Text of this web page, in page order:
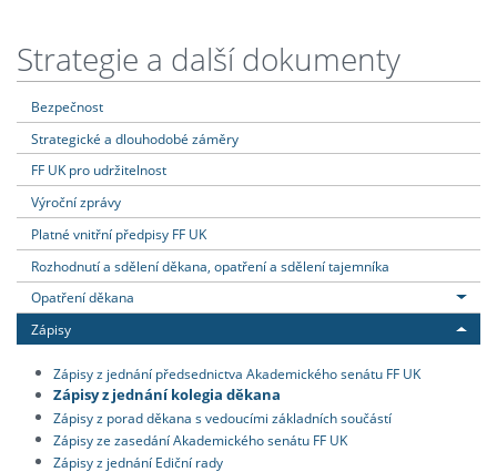
Strategie a další dokumenty
Bezpečnost
Strategické a dlouhodobé záměry
FF UK pro udržitelnost
Výroční zprávy
Platné vnitřní předpisy FF UK
Rozhodnutí a sdělení děkana, opatření a sdělení tajemníka
Opatření děkana
Zápisy
Zápisy z jednání předsednictva Akademického senátu FF UK
Zápisy z jednání kolegia děkana
Zápisy z porad děkana s vedoucími základních součástí
Zápisy ze zasedání Akademického senátu FF UK
Zápisy z jednání Ediční rady